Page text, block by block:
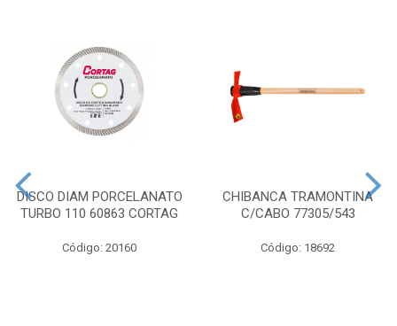
DISCO DIAM PORCELANATO
TURBO 110 60863 CORTAG
Código: 20160
CHIBANCA TRAMONTINA
C/CABO 77305/543
Código: 18692